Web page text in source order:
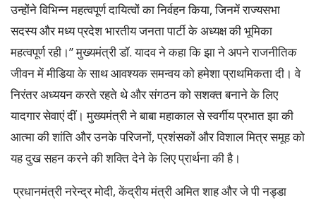
उन्होंने विभिन्न महत्वपूर्ण दायित्वों का निर्वहन किया, जिनमें राज्यसभा
सदस्य और मध्य प्रदेश भारतीय जनता पार्टी के अध्यक्ष की भूमिका
महत्वपूर्ण रही।” मुख्यमंत्री डॉ. यादव ने कहा कि झा ने अपने राजनीतिक
जीवन में मीडिया के साथ आवश्यक समन्वय को हमेशा प्राथमिकता दी। वे
निरंतर अध्ययन करते रहते थे और संगठन को सशक्त बनाने के लिए
यादगार सेवाएं दीं। मुख्यमंत्री ने बाबा महाकाल से स्वर्गीय प्रभात झा की
आत्मा की शांति और उनके परिजनों, प्रशंसकों और विशाल मित्र समूह को
यह दुख सहन करने की शक्ति देने के लिए प्रार्थना की है।
प्रधानमंत्री नरेन्द्र मोदी, केंद्रीय मंत्री अमित शाह और जे पी नड्डा